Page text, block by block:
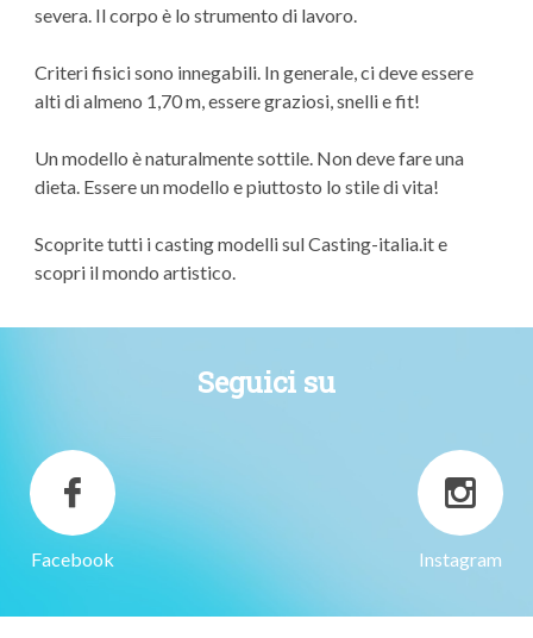
severa. Il corpo è lo strumento di lavoro.
Criteri fisici sono innegabili. In generale, ci deve essere
alti di almeno 1,70 m, essere graziosi, snelli e fit!
Un modello è naturalmente sottile. Non deve fare una
dieta. Essere un modello e piuttosto lo stile di vita!
Scoprite tutti i casting modelli sul Casting-italia.it e
scopri il mondo artistico.
Seguici su
Facebook Instagram